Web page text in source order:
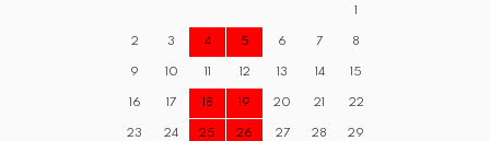
1
2 3 4 5 6 7 8
9 10 11 12 13 14 15
16 17 18 19 20 21 22
23 24 25 26 27 28 29